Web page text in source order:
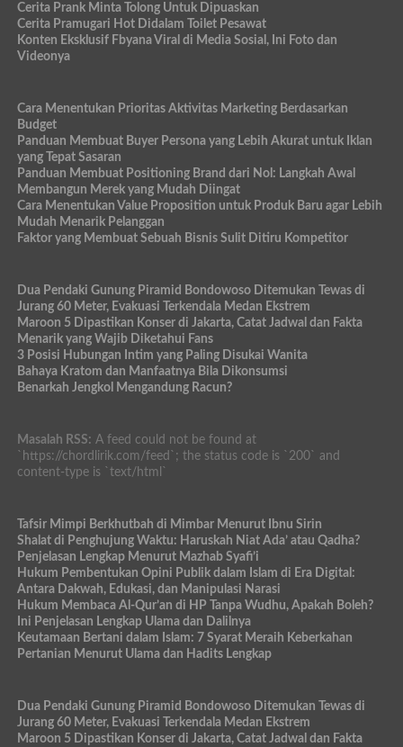
Cerita Prank Minta Tolong Untuk Dipuaskan
Cerita Pramugari Hot Didalam Toilet Pesawat
Konten Eksklusif Fbyana Viral di Media Sosial, Ini Foto dan
Videonya
Cara Menentukan Prioritas Aktivitas Marketing Berdasarkan
Budget
Panduan Membuat Buyer Persona yang Lebih Akurat untuk Iklan
yang Tepat Sasaran
Panduan Membuat Positioning Brand dari Nol: Langkah Awal
Membangun Merek yang Mudah Diingat
Cara Menentukan Value Proposition untuk Produk Baru agar Lebih
Mudah Menarik Pelanggan
Faktor yang Membuat Sebuah Bisnis Sulit Ditiru Kompetitor
Dua Pendaki Gunung Piramid Bondowoso Ditemukan Tewas di
Jurang 60 Meter, Evakuasi Terkendala Medan Ekstrem
Maroon 5 Dipastikan Konser di Jakarta, Catat Jadwal dan Fakta
Menarik yang Wajib Diketahui Fans
3 Posisi Hubungan Intim yang Paling Disukai Wanita
Bahaya Kratom dan Manfaatnya Bila Dikonsumsi
Benarkah Jengkol Mengandung Racun?
Masalah RSS: A feed could not be found at
`https://chordlirik.com/feed`; the status code is `200` and
content-type is `text/html`
Tafsir Mimpi Berkhutbah di Mimbar Menurut Ibnu Sirin
Shalat di Penghujung Waktu: Haruskah Niat Ada’ atau Qadha?
Penjelasan Lengkap Menurut Mazhab Syafi’i
Hukum Pembentukan Opini Publik dalam Islam di Era Digital:
Antara Dakwah, Edukasi, dan Manipulasi Narasi
Hukum Membaca Al-Qur’an di HP Tanpa Wudhu, Apakah Boleh?
Ini Penjelasan Lengkap Ulama dan Dalilnya
Keutamaan Bertani dalam Islam: 7 Syarat Meraih Keberkahan
Pertanian Menurut Ulama dan Hadits Lengkap
Dua Pendaki Gunung Piramid Bondowoso Ditemukan Tewas di
Jurang 60 Meter, Evakuasi Terkendala Medan Ekstrem
Maroon 5 Dipastikan Konser di Jakarta, Catat Jadwal dan Fakta